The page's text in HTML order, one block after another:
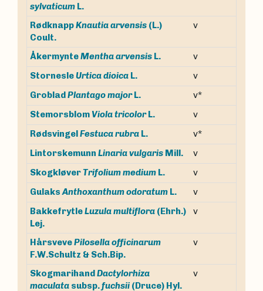
sylvaticum L.
RødknappKnautia arvensis (L.)
Coult.
v
ÅkermynteMentha arvensis L.
v
StornesleUrtica dioica L.
v
GrobladPlantago major L.
v*
StemorsblomViola tricolor L.
v
RødsvingelFestuca rubra L.
v*
Lintorskemunn Linaria vulgaris Mill.
v
SkogkløverTrifolium medium L.
v
Gulaks Anthoxanthum odoratum L.
v
BakkefrytleLuzula multiflora (Ehrh.)
Lej.
v
HårsvevePilosella officinarum
F.W.Schultz & Sch.Bip.
v
SkogmarihandDactylorhiza
maculata subsp.fuchsii (Druce) Hyl.
v